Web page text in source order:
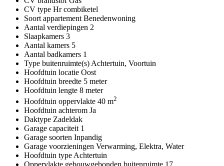
CV type Hr combiketel
Soort appartement Benedenwoning
Aantal verdiepingen 2
Slaapkamers 3
Aantal kamers 5
Aantal badkamers 1
Type buitenruimte(s) Achtertuin, Voortuin
Hoofdtuin locatie Oost
Hoofdtuin breedte 5 meter
Hoofdtuin lengte 8 meter
Hoofdtuin oppervlakte 40 m2
Hoofdtuin achterom Ja
Daktype Zadeldak
Garage capaciteit 1
Garage soorten Inpandig
Garage voorzieningen Verwarming, Elektra, Water
Hoofdtuin type Achtertuin
Oppervlakte gebouwgebonden buitenruimte 17